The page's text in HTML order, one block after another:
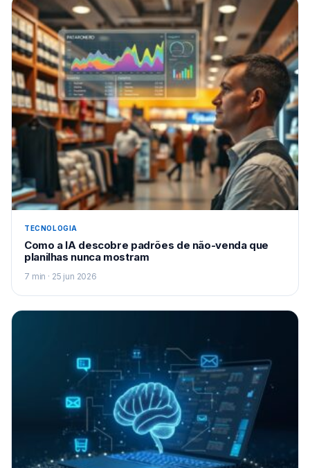
TECNOLOGIA
Como a IA descobre padrões de não-venda que
planilhas nunca mostram
7 min · 25 jun 2026